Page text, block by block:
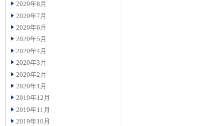
2020年8月
2020年7月
2020年6月
2020年5月
2020年4月
2020年3月
2020年2月
2020年1月
2019年12月
2019年11月
2019年10月